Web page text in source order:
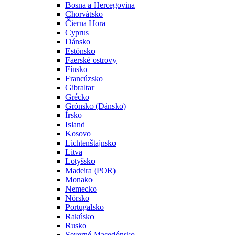
Bosna a Hercegovina
Chorvátsko
Čierna Hora
Cyprus
Dánsko
Estónsko
Faerské ostrovy
Fínsko
Francúzsko
Gibraltar
Grécko
Grónsko (Dánsko)
Írsko
Island
Kosovo
Lichtenštajnsko
Litva
Lotyšsko
Madeira (POR)
Monako
Nemecko
Nórsko
Portugalsko
Rakúsko
Rusko